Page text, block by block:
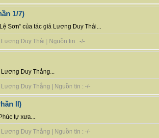
1/7)
Sơn" của tác giả Lương Duy Thái...
Duy Thái | Nguồn tin : -/-
Duy Thắng...
Duy Thắng | Nguồn tin : -/-
II)
tự xưa...
Duy Thắng | Nguồn tin : -/-